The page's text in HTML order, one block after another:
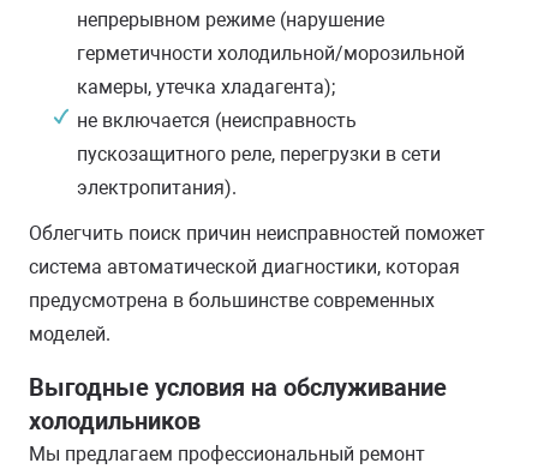
непрерывном режиме (нарушение
герметичности холодильной/морозильной
камеры, утечка хладагента);
не включается (неисправность
пускозащитного реле, перегрузки в сети
электропитания).
Облегчить поиск причин неисправностей поможет
система автоматической диагностики, которая
предусмотрена в большинстве современных
моделей.
Выгодные условия на обслуживание
холодильников
Мы предлагаем профессиональный ремонт